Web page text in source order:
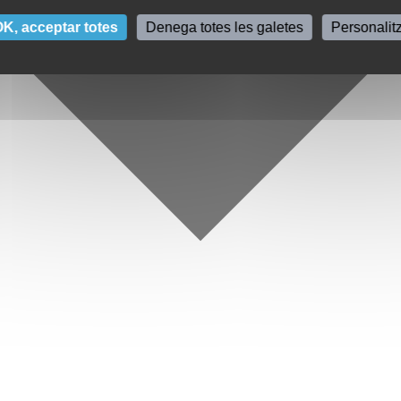
acceptar totes Denega totes les galetes